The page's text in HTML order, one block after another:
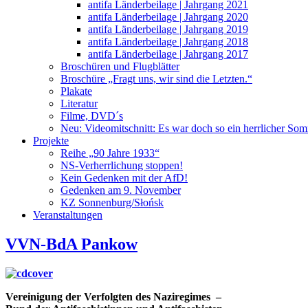
antifa Länderbeilage | Jahrgang 2021
antifa Länderbeilage | Jahrgang 2020
antifa Länderbeilage | Jahrgang 2019
antifa Länderbeilage | Jahrgang 2018
antifa Länderbeilage | Jahrgang 2017
Broschüren und Flugblätter
Broschüre „Fragt uns, wir sind die Letzten.“
Plakate
Literatur
Filme, DVD´s
Neu: Videomitschnitt: Es war doch so ein herrlicher
Projekte
Reihe „90 Jahre 1933“
NS-Verherrlichung stoppen!
Kein Gedenken mit der AfD!
Gedenken am 9. November
KZ Sonnenburg/Słońsk
Veranstaltungen
VVN-BdA Pankow
Vereinigung der Verfolgten des Naziregimes –